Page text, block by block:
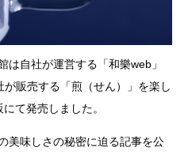
自社が運営する「和樂web」
販売する「煎（せん）」を楽し
て発売しました。
美味しさの秘密に迫る記事を公